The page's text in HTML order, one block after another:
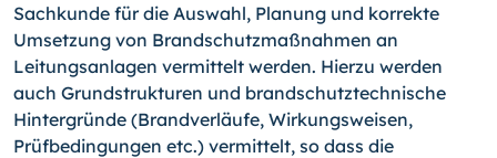
Sachkunde für die Auswahl, Planung und korrekte
Umsetzung von Brandschutzmaßnahmen an
Leitungsanlagen vermittelt werden. Hierzu werden
auch Grundstrukturen und brandschutztechnische
Hintergründe (Brandverläufe, Wirkungsweisen,
Prüfbedingungen etc.) vermittelt, so dass die